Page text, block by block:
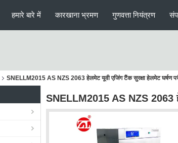
हमारे बारे में कारखाना भ्रमण गुणवत्ता नियंत्रण
SNELLM2015 AS NZS 2063 हेलमेट यूवी एजिंग टैंक सुरक्षा हेलमेट घर्षण
SNELLM2015 AS NZS 2063